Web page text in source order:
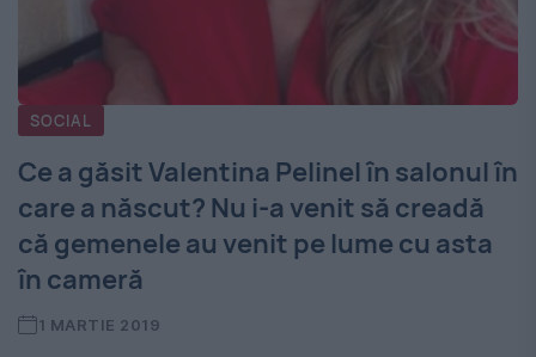
SOCIAL
Ce a găsit Valentina Pelinel în salonul în
care a născut? Nu i-a venit să creadă
că gemenele au venit pe lume cu asta
în cameră
1 MARTIE 2019